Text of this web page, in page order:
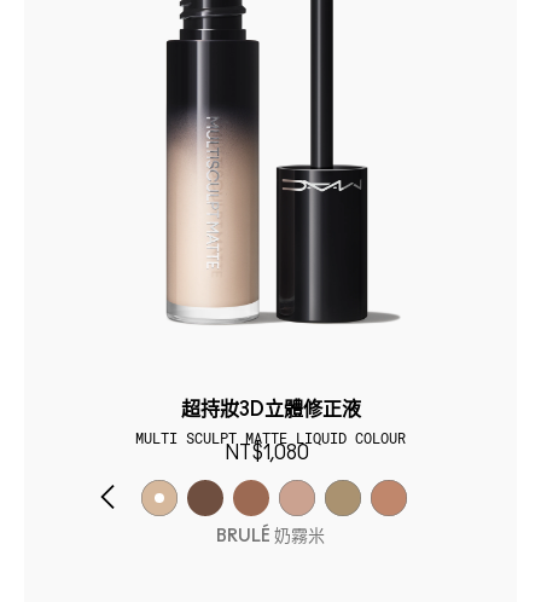
超持妝3D立體修正液
MULTI SCULPT MATTE LIQUID COLOUR
NT$1,080
BRULÉ 奶霧米